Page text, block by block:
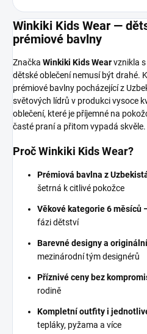
Winkiki Kids Wear —
prémiové bavlny
Značka Winkiki Kids Wearvznikla
dětské oblečení nemusí být drahé.
prémiové bavlny pocházející z
světových lídrů v produkci vysoce
oblečení, které je příjemné na
časté praní a přitom vypadá skvěle.
Proč Winkiki Kids Wear?
Prémiová bavlna z
šetrná k citlivé pokožce
Věkové kategorie 6 měsíců
fázi dětství
Barevné designy a
mezinárodní tým designérů
Příznivé ceny bez
rodině
Kompletní outfity i
tepláky, pyžama a více